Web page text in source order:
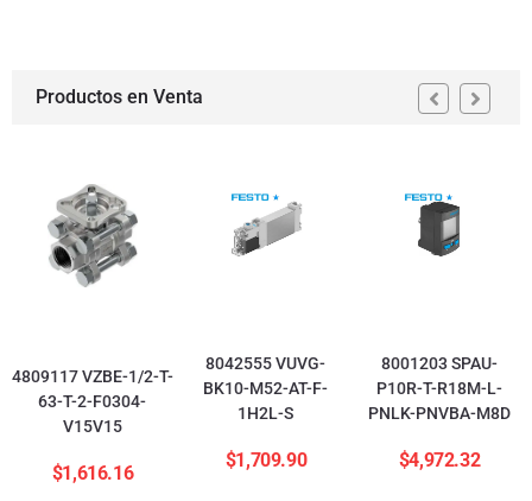
Productos en Venta
4809117 VZBE-1/2-T-
63-T-2-F0304-
V15V15
$1,616.16
8042555 VUVG-
BK10-M52-AT-F-
1H2L-S
$1,709.90
8001203 SPAU-
P10R-T-R18M-L-
PNLK-PNVBA-M8D
$4,972.32